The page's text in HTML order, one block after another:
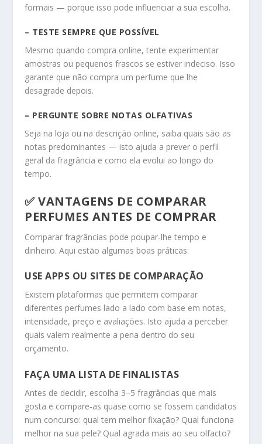
formais — porque isso pode influenciar a sua escolha.
– TESTE SEMPRE QUE POSSÍVEL
Mesmo quando compra online, tente experimentar
amostras ou pequenos frascos se estiver indeciso. Isso
garante que não compra um perfume que lhe
desagrade depois.
– PERGUNTE SOBRE NOTAS OLFATIVAS
Seja na loja ou na descrição online, saiba quais são as
notas predominantes — isto ajuda a prever o perfil
geral da fragrância e como ela evolui ao longo do
tempo.
✅ VANTAGENS DE COMPARAR
PERFUMES ANTES DE COMPRAR
Comparar fragrâncias pode poupar‑lhe tempo e
dinheiro. Aqui estão algumas boas práticas:
USE APPS OU SITES DE COMPARAÇÃO
Existem plataformas que permitem comparar
diferentes perfumes lado a lado com base em notas,
intensidade, preço e avaliações. Isto ajuda a perceber
quais valem realmente a pena dentro do seu
orçamento.
FAÇA UMA LISTA DE FINALISTAS
Antes de decidir, escolha 3–5 fragrâncias que mais
gosta e compare‑as quase como se fossem candidatos
num concurso: qual tem melhor fixação? Qual funciona
melhor na sua pele? Qual agrada mais ao seu olfacto?